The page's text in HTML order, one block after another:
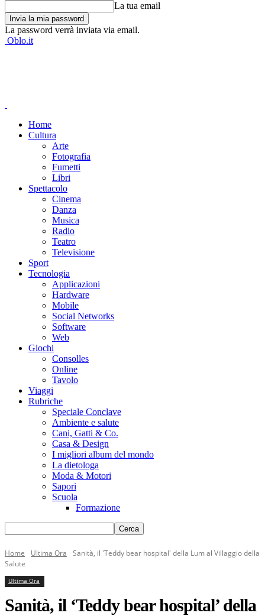
La tua email
La password verrà inviata via email.
Oblo.it
Home
Cultura
Arte
Fotografia
Fumetti
Libri
Spettacolo
Cinema
Danza
Musica
Radio
Teatro
Televisione
Sport
Tecnologia
Applicazioni
Hardware
Mobile
Social Networks
Software
Web
Giochi
Consolles
Online
Tavolo
Viaggi
Rubriche
Speciale Conclave
Ambiente e salute
Cani, Gatti & Co.
Casa & Design
I migliori album del mondo
La dietologa
Moda & Motori
Sapori
Scuola
Formazione
Home Ultima Ora
Sanità, il 'Teddy bear hospital' della Lum al Villaggio della
Salute
Ultima Ora
Sanità, il ‘Teddy bear hospital’ della